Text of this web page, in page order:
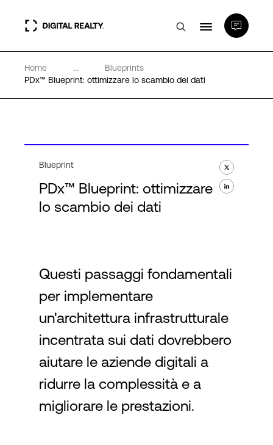
Data center
Competenze e Risorse
Language
Accesso
Home ...
Blueprints
PDx™ Blueprint: ottimizzare lo scambio dei dati
Blueprint
PDx™ Blueprint: ottimizzare
lo scambio dei dati
Questi passaggi fondamentali
per implementare
un'architettura infrastrutturale
incentrata sui dati dovrebbero
aiutare le aziende digitali a
ridurre la complessità e a
migliorare le prestazioni.